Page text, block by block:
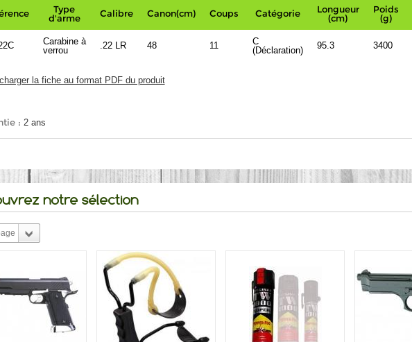
Type
d'arme
Calibre Canon(cm) Coups Catégorie
Longueur
(cm)
Poids
(g)
Carabine à
verrou
.22 LR 48 11
C
(Déclaration)
95.3 3400
la fiche au format PDF du produit
: 2 ans
notre sélection